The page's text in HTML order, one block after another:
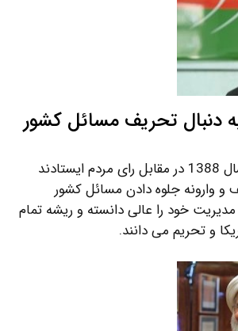
گران ۸۸ به دنبال تحریف مسائل کشور
همان هایی که در سال 1388 در مقابل رای مردم ایستادند
و وارونه جلوه دادن مسائل کشور
مدیریت خود را عالی دانسته و ریشه تمام
و تحریم می دانند.